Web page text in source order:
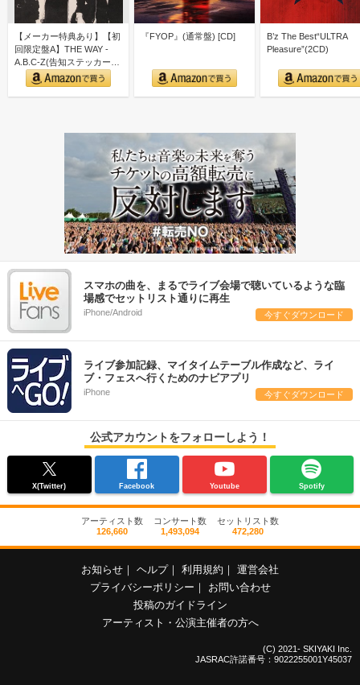
【メーカー特典あり】【初
回限定盤A】THE WAY -
A.B.C-Z(告知ステッカー
ver.A付)
『FYOP』(通常盤) [CD]
B’z The Best“ULTRA
Pleasure”(2CD)
スマホの曲を、まるでライブ会場で聴いているような臨
場感でセットリスト通りに再生
iPhone/Android 今すぐダウンロード
ライブ参加記録、マイタイムテーブル作成など、ライ
ブ・フェスへ行くためのナビアプリ
iPhone 今すぐダウンロード
公式アカウントをフォローしよう！
X(Twitter) Facebook Youtube Spotify
アーティスト数
126,660
コンサート数
1,493,094
セットリスト数
472,280
お知らせ ヘルプ 利用規約
運営会社
プライバシーポリシー
お問い合わせ
投稿のガイドライン
アーティスト・公演主催者の方へ
(C) 2021- SKIYAKI Inc.
JASRAC許諾番号：9022255001Y45037